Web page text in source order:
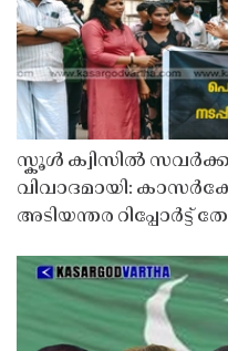
സ്കൂൾ ക്വിസിൽ
വിവാദമായി:
അടിയന്തര റിപ്പോർട്ട്